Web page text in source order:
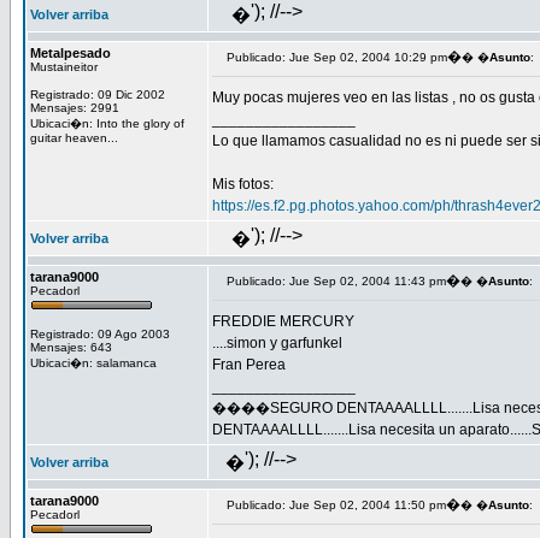
Volver arriba �'); //-->
Metalpesado
Mustaineitor
Registrado: 09 Dic 2002
Mensajes: 2991
Ubicaci�n: Into the glory of
guitar heaven...
Publicado: Jue Sep 02, 2004 10:29 pm�� �Asunto:
Muy pocas mujeres veo en las listas , no os
Lo que llamamos casualidad no es ni puede ser
Mis fotos:
https://es.f2.pg.photos.yahoo.com/ph/
Volver arriba �'); //-->
tarana9000
Pecadorl
Registrado: 09 Ago 2003
Mensajes: 643
Ubicaci�n: salamanca
Publicado: Jue Sep 02, 2004 11:43 pm�� �Asunto:
FREDDIE MERCURY
....simon y garfunkel
Fran Perea
����SEGURO DENTAAAALLLL.......Lisa
DENTAAAALLLL.......Lisa necesita un
Volver arriba �'); //-->
tarana9000
Pecadorl
Publicado: Jue Sep 02, 2004 11:50 pm�� �Asunto: